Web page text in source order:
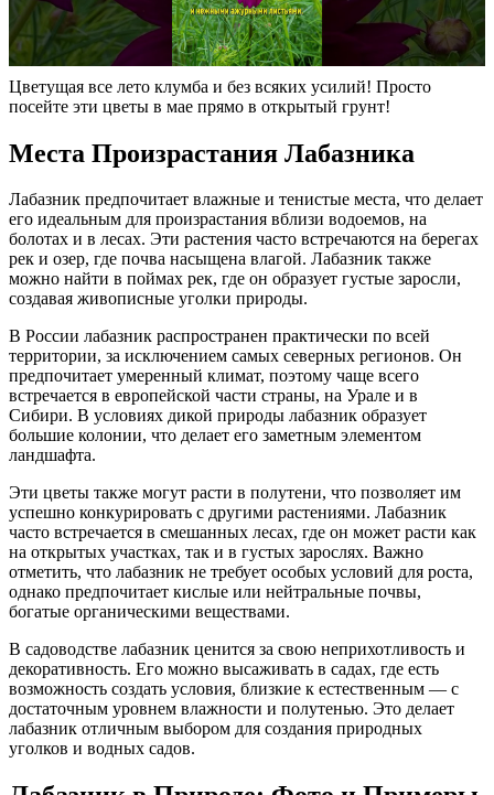
Цветущая все лето клумба и без всяких усилий! Просто
посейте эти цветы в мае прямо в открытый грунт!
Места Произрастания Лабазника
Лабазник предпочитает влажные и тенистые места, что делает
его идеальным для произрастания вблизи водоемов, на
болотах и в лесах. Эти растения часто встречаются на берегах
рек и озер, где почва насыщена влагой. Лабазник также
можно найти в поймах рек, где он образует густые заросли,
создавая живописные уголки природы.
В России лабазник распространен практически по всей
территории, за исключением самых северных регионов. Он
предпочитает умеренный климат, поэтому чаще всего
встречается в европейской части страны, на Урале и в
Сибири. В условиях дикой природы лабазник образует
большие колонии, что делает его заметным элементом
ландшафта.
Эти цветы также могут расти в полутени, что позволяет им
успешно конкурировать с другими растениями. Лабазник
часто встречается в смешанных лесах, где он может расти как
на открытых участках, так и в густых зарослях. Важно
отметить, что лабазник не требует особых условий для роста,
однако предпочитает кислые или нейтральные почвы,
богатые органическими веществами.
В садоводстве лабазник ценится за свою неприхотливость и
декоративность. Его можно высаживать в садах, где есть
возможность создать условия, близкие к естественным — с
достаточным уровнем влажности и полутенью. Это делает
лабазник отличным выбором для создания природных
уголков и водных садов.